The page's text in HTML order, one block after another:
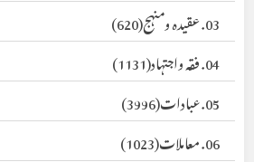
03. عقیدہ ومنہج
(620)
04. فقہ واجتہاد
(1131)
05. عبادات
(3996)
06. معاملات
(1023)